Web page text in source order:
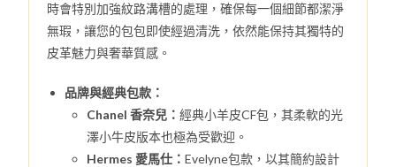
時會特別加強紋路溝槽的處理，確保每一個細節都潔淨
無瑕，讓您的包包即使經過清洗，依然能保持其獨特的
皮革魅力與奢華質感。
品牌與經典包款：
Chanel 香奈兒：經典小羊皮CF包，其柔軟的光
澤小牛皮版本也極為受歡迎。
Hermes 愛馬仕：Evelyne包款，以其簡約設計